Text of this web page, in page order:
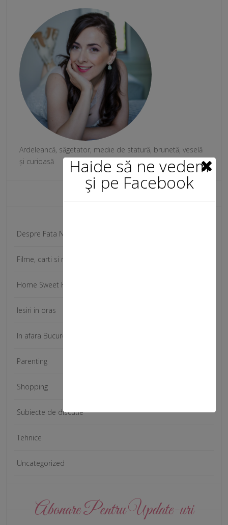
Ardeleancă, săgetator, medie de statură, brunetă, veselă
și curioasă
Categorii
Despre Fata Norocoasa
Filme, carti si muzica
Home Sweet Home
Iesiri in oras
In afara Bucurestiului
Parenting
Shopping
Subiecte de discutie
Tehnice
Uncategorized
Abonare Pentru Update-uri
Haide să ne vedem
şi pe Facebook